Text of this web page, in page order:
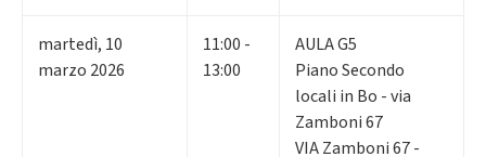
martedì, 10
marzo 2026
11:00 -
13:00
AULA G5
Piano Secondo
locali in Bo - via
Zamboni 67
VIA Zamboni 67 -